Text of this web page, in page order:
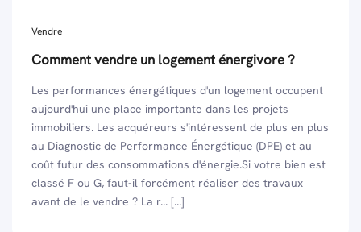
Vendre
Comment vendre un logement énergivore ?
Les performances énergétiques d'un logement occupent
aujourd'hui une place importante dans les projets
immobiliers. Les acquéreurs s'intéressent de plus en plus
au Diagnostic de Performance Énergétique (DPE) et au
coût futur des consommations d'énergie.Si votre bien est
classé F ou G, faut-il forcément réaliser des travaux
avant de le vendre ? La r... [...]